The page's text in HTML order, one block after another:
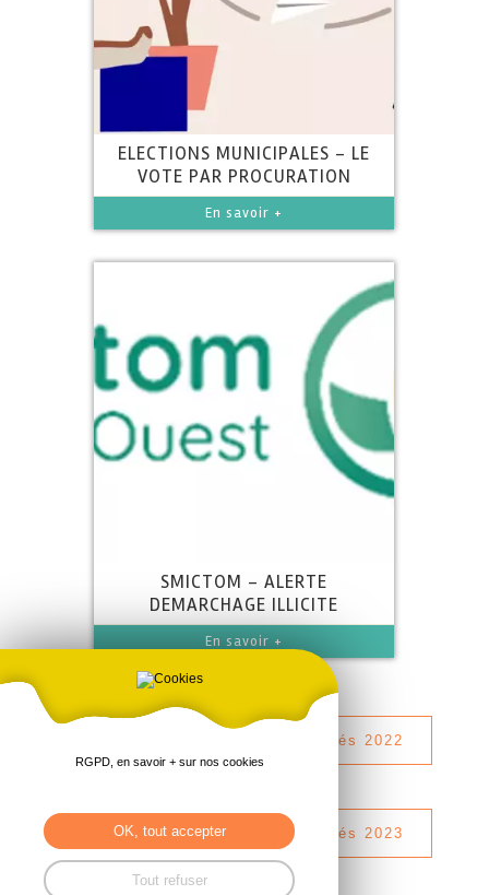
ELECTIONS MUNICIPALES - LE
VOTE PAR PROCURATION
En savoir +
SMICTOM - ALERTE
DEMARCHAGE ILLICITE
En savoir +
Accédez aux archives actualités 2022
Accédez aux archives actualités 2023
RGPD, en savoir + sur nos cookies
OK, tout accepter
Tout refuser